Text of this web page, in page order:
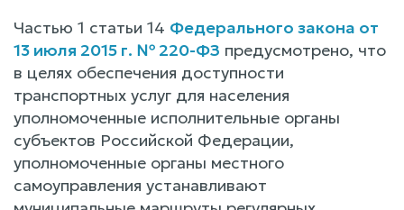
Частью 1 статьи 14 Федерального закона от
13 июля 2015 г. № 220-ФЗ предусмотрено, что
в целях обеспечения доступности
транспортных услуг для населения
уполномоченные исполнительные органы
субъектов Российской Федерации,
уполномоченные органы местного
самоуправления устанавливают